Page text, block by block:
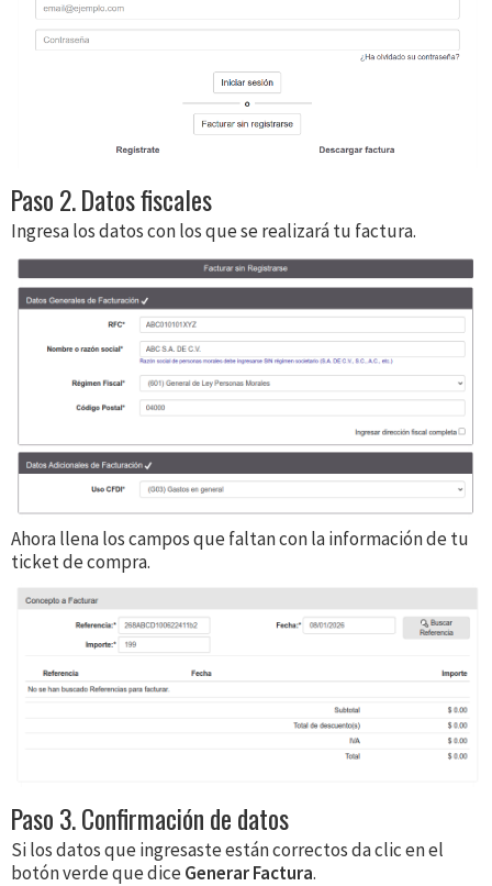
Paso 2. Datos fiscales
Ingresa los datos con los que se realizará tu factura.
Ahora llena los campos que faltan con la información de tu
ticket de compra.
Paso 3. Confirmación de datos
Si los datos que ingresaste están correctos da clic en el
botón verde que diceGenerar Factura.